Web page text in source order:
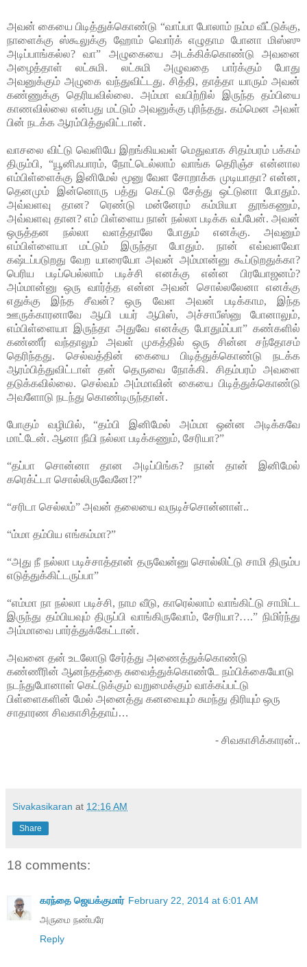
அவன் கையை பிடித்துக்கொண்டு “வாப்பா போலாம் நம்ம வீட்டுக்கு,
நாளைக்கு ஸ்கூலுக்கு ஹோம் வொர்க் எழுதாம போனா மிஸ்ஸு
அடிப்பாங்கல்ல? வா” அழுகையை அடக்கிக்கொண்டு அவனை
அழைத்தாள் லட்சுமி. லட்சுமி அழுவதை பார்க்கும் போது
அவனுக்கும் அழுகை வந்துவிட்டது. சித்தி, தாத்தா யாரும் அவன்
கண்ணுக்கு தெரியவில்லை. அம்மா வயிற்றில் இருந்த தம்பியை
காணவில்லை என்பது மட்டும் அவனுக்கு புரிந்தது. கம்மென அவள்
பின் நடக்க ஆரம்பித்துவிட்டான்.
வாசலை விட்டு வெளியே இறங்கியவள் மெதுவாக சிதம்பரம் பக்கம்
திரும்பி, “யூனிஃபாரம், நோட்டெல்லாம் வாங்க தெரிஞ்ச என்னால
எம்பிள்ளைக்கு இனிமேல் மூனு வேள சோறாக்க முடியாதா? என்ன,
தெனமும் இன்னொரு பத்து கெட்டு சேத்து ஒட்டுனா போதும்.
அவ்வளவு தான? ரெண்டு மன்னேரம் கம்மியா தூங்கணும்,
அவ்வளவு தான? எம் பிள்ளைய நான் நல்லா படிக்க வப்பேன். அவன்
ஒருத்தன நல்லா வளத்தாலே போதும் எனக்கு. அவனும்
எம்பிள்ளையா மட்டும் இருந்தா போதும். நான் எவ்வளவோ
கஷ்டப்படுறது வேற யாரையோ அவன் அம்மான்னு கூப்டுறதுக்கா?
பெரிய படிப்பெல்லாம் படிச்சி எனக்கு என்ன பிரயோஜனம்?
அம்மான்னு ஒரு வார்த்த என்ன அவன் சொல்லலேனா எனக்கு
எதுக்கு இந்த சீவன்? ஒரு வேள அவன் படிக்காம, இந்த
ஊருக்காரனாவே ஆயி பயர் ஆபிஸ், அச்சாபீஸ்னு போனாலும்,
எம்பிள்ளையா இருந்தா அதுவே எனக்கு போதும்ப்பா” கண்களில்
கண்ணீர் வந்தாலும் அவள் முகத்தில் ஒரு சின்ன சந்தோசம்
தெரிந்தது. செல்வத்தின் கையை பிடித்துக்கொண்டு நடக்க
ஆரம்பித்துவிட்டாள் தன் தெருவை நோக்கி. சிதம்பரம் அவளை
தடுக்கவில்லை. செல்வம் அம்மாவின் கையை பிடித்துக்கொண்டு
அவளோடு நடந்து கொண்டிருந்தான்.
போகும் வழியில், “தம்பி இனிமேல் அம்மா ஒன்ன அடிக்கவே
மாட்டேன். ஆனா நீயி நல்லா படிக்கணும், சேரியா?”
“தப்பா சொன்னா தான அடிப்பிங்க? நான் தான் இனிமேல்
கரெக்ட்டா சொல்லிருவேனே!?”
“சரிடா செல்லம்” அவன் தலையை வருடிச்சொன்னாள்..
“ம்மா தம்பிய எங்கம்மா?”
“அது நீ நல்லா படிச்சாத்தான் தருவேன்னு சொல்லிட்டு சாமி திரும்ப
எடுத்துக்கிட்டருப்பா”
“எம்மா நா நல்லா படிச்சி, நாம வீடு, காரெல்லாம் வாங்கிட்டு சாமிட்ட
இருந்து தம்பியவும் திருப்பி வாங்கிருவோம், சேரியா?….” நிமிர்ந்து
அம்மாவை பார்த்துக்கேட்டான்.
அவனை தன் உடலோடு சேர்த்து அணைத்துக்கொண்டு
கண்ணீரின் ஆனந்தத்தை சுவைத்துக்கொண்டே நம்பிக்கையோடு
நடந்துபோனாள் கெட்டுக்கும் வறுமைக்கும் வாக்கப்பட்டு
பிள்ளைகளின் மேல் அனைத்து கனவையும் சுமந்து திரியும் ஒரு
சாதாரண சிவகாசித்தாய்…
- சிவகாசிக்காரன்..
Sivakasikaran at 12:16 AM
Share
18 comments:
கரந்தை ஜெயக்குமார் February 22, 2014 at 6:01 AM
அருமை நண்பரே
Reply